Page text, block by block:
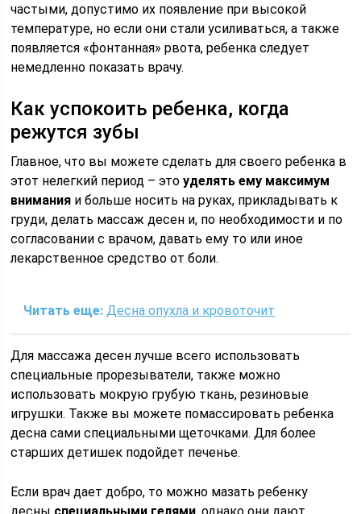
частыми, допустимо их появление при высокой
температуре, но если они стали усиливаться, а также
появляется «фонтанная» рвота, ребенка следует
немедленно показать врачу.
Как успокоить ребенка, когда
режутся зубы
Главное, что вы можете сделать для своего ребенка в
этот нелегкий период – этоуделять ему максимум
внимания и больше носить на руках, прикладывать к
груди, делать массаж десен и, по необходимости и по
согласовании с врачом, давать ему то или иное
лекарственное средство от боли.
Читать еще: Десна опухла и кровоточит
Для массажа десен лучше всего использовать
специальные прорезыватели, также можно
использовать мокрую грубую ткань, резиновые
игрушки. Также вы можете помассировать ребенка
десна сами специальными щеточками. Для более
старших детишек подойдет печенье.
Если врач дает добро, то можно мазать ребенку